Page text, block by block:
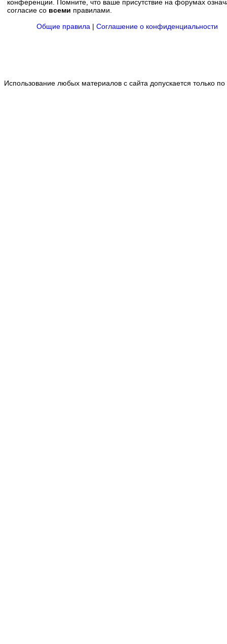
конференции. Помните, что ваше присутствие на форумах
согласие со всеми правилами.
Общие правила | Соглашение о конфиденциальности
Использование любых материалов с сайта допускается только